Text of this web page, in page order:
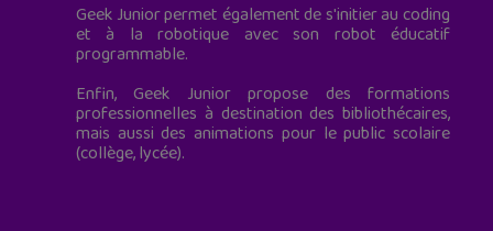
Geek Junior permet également de s'initier au coding
et à la robotique avec son robot éducatif
programmable.
Enfin, Geek Junior propose des formations
professionnelles à destination des bibliothécaires,
mais aussi des animations pour le public scolaire
(collège, lycée).